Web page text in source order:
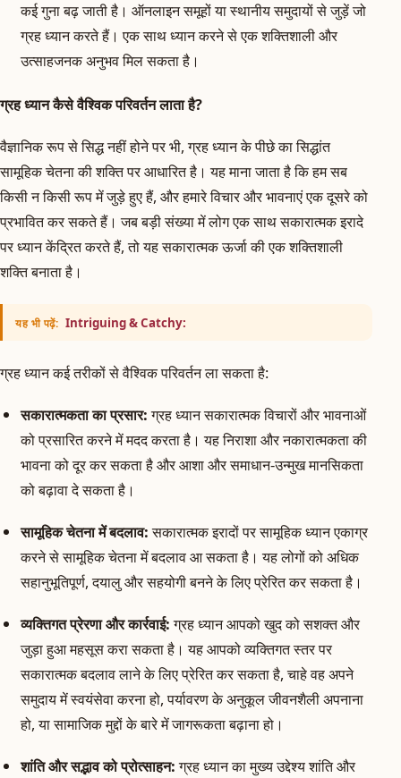
कई गुना बढ़ जाती है। ऑनलाइन समूहों या स्थानीय समुदायों से जुड़ें जो
ग्रह ध्यान करते हैं। एक साथ ध्यान करने से एक शक्तिशाली और
उत्साहजनक अनुभव मिल सकता है।
ग्रह ध्यान कैसे वैश्विक परिवर्तन लाता है?
वैज्ञानिक रूप से सिद्ध नहीं होने पर भी, ग्रह ध्यान के पीछे का सिद्धांत
सामूहिक चेतना की शक्ति पर आधारित है। यह माना जाता है कि हम सब
किसी न किसी रूप में जुड़े हुए हैं, और हमारे विचार और भावनाएं एक दूसरे को
प्रभावित कर सकते हैं। जब बड़ी संख्या में लोग एक साथ सकारात्मक इरादे
पर ध्यान केंद्रित करते हैं, तो यह सकारात्मक ऊर्जा की एक शक्तिशाली
शक्ति बनाता है।
यह भी पढ़ें: Intriguing & Catchy:
ग्रह ध्यान कई तरीकों से वैश्विक परिवर्तन ला सकता है:
सकारात्मकता का प्रसार:ग्रह ध्यान सकारात्मक विचारों और भावनाओं
को प्रसारित करने में मदद करता है। यह निराशा और नकारात्मकता की
भावना को दूर कर सकता है और आशा और समाधान-उन्मुख मानसिकता
को बढ़ावा दे सकता है।
सामूहिक चेतना में बदलाव:सकारात्मक इरादों पर सामूहिक ध्यान एकाग्र
करने से सामूहिक चेतना में बदलाव आ सकता है। यह लोगों को अधिक
सहानुभूतिपूर्ण, दयालु और सहयोगी बनने के लिए प्रेरित कर सकता है।
व्यक्तिगत प्रेरणा और कार्रवाई:ग्रह ध्यान आपको खुद को सशक्त और
जुड़ा हुआ महसूस करा सकता है। यह आपको व्यक्तिगत स्तर पर
सकारात्मक बदलाव लाने के लिए प्रेरित कर सकता है, चाहे वह अपने
समुदाय में स्वयंसेवा करना हो, पर्यावरण के अनुकूल जीवनशैली अपनाना
हो, या सामाजिक मुद्दों के बारे में जागरूकता बढ़ाना हो।
शांति और सद्भाव को प्रोत्साहन:ग्रह ध्यान का मुख्य उद्देश्य शांति और